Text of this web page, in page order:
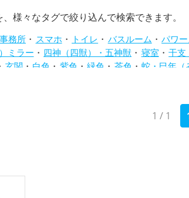
、様々なタグで絞り込んで検索できます。
務所 スマホ トイレ バスルーム パワ
ミラー
四神（四獣）・五神獣 寝室 干支
玄関 白色 紫色 緑色 茶色 蛇・巳年（
1 / 1